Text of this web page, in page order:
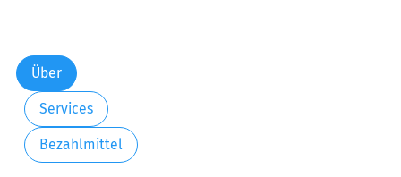
Über
Services
Bezahlmittel